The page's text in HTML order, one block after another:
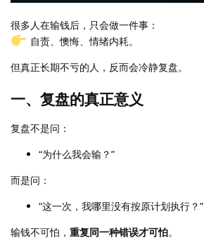
很多人在输钱后，只会做一件事：
自责、懊悔、情绪内耗。
但真正长期不亏的人，反而会冷静复盘。
一、复盘的真正意义
复盘不是问：
“为什么我会输？”
而是问：
“这一次，我哪里没有按原计划执行？”
输钱不可怕， 重复同一种错误才可怕。